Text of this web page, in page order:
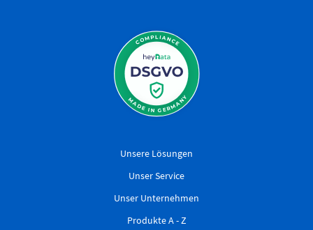
Unsere Lösungen
Unser Service
Unser Unternehmen
Produkte A - Z